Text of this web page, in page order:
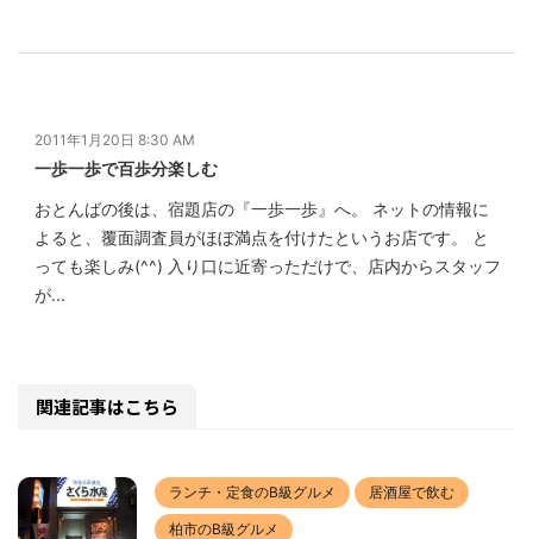
2011年1月20日 8:30 AM
一歩一歩で百歩分楽しむ
おとんばの後は、宿題店の『一歩一歩』へ。 ネットの情報に
よると、覆面調査員がほぼ満点を付けたというお店です。 と
っても楽しみ(^^) 入り口に近寄っただけで、店内からスタッフ
が...
関連記事はこちら
ランチ・定食のB級グルメ 居酒屋で飲む
柏市のB級グルメ